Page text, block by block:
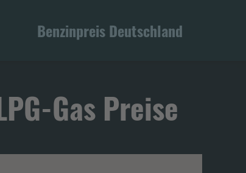
Benzinpreis Deutschland
Gas Preise